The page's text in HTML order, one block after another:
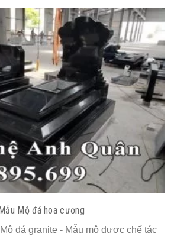
Mộ đá hoa cương
đá granite - Mẫu mộ được chế tác